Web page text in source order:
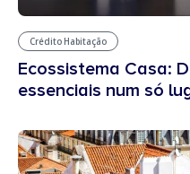
Crédito Habitação
Ecossistema Casa:
essenciais num só